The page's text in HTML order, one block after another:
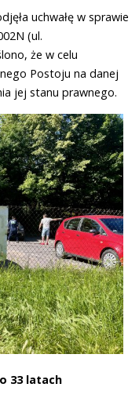
uchwałę w sprawie
(ul.
że w celu
Postoju na danej
jej stanu prawnego.
33 latach